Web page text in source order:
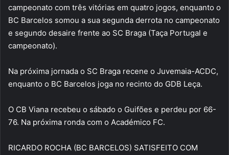
campeonato com três vitórias em quatro jogos, enquanto o
BC Barcelos somou a sua segunda derrota no campeonato
e segundo desaire frente ao SC Braga (Taça Portugal e
campeonato).
Na próxima jornada o SC Braga recene o Juvemaia-ACDC,
enquanto o BC Barcelos joga no recinto do GDB Leça.
O CB Viana recebeu o sábado o Guifões e perdeu por 66-
76. Na próxima ronda com o Académico FC.
RICARDO ROCHA (BC BARCELOS) SATISFEITO COM